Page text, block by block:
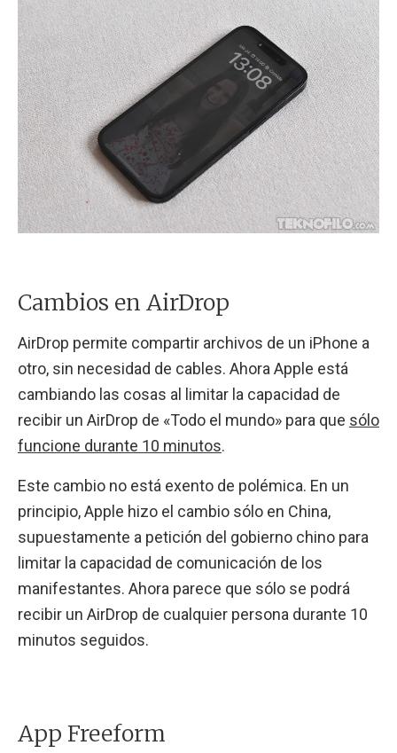
Cambios en AirDrop
AirDrop permite compartir archivos de un iPhone a
otro, sin necesidad de cables. Ahora Apple está
cambiando las cosas al limitar la capacidad de
recibir un AirDrop de «Todo el mundo» para que sólo
funcione durante 10 minutos.
Este cambio no está exento de polémica. En un
principio, Apple hizo el cambio sólo en China,
supuestamente a petición del gobierno chino para
limitar la capacidad de comunicación de los
manifestantes. Ahora parece que sólo se podrá
recibir un AirDrop de cualquier persona durante 10
minutos seguidos.
App Freeform